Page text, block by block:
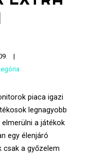
piaca igazi
legnagyobb
a játékok
egy élenjáró
csak a győzelem